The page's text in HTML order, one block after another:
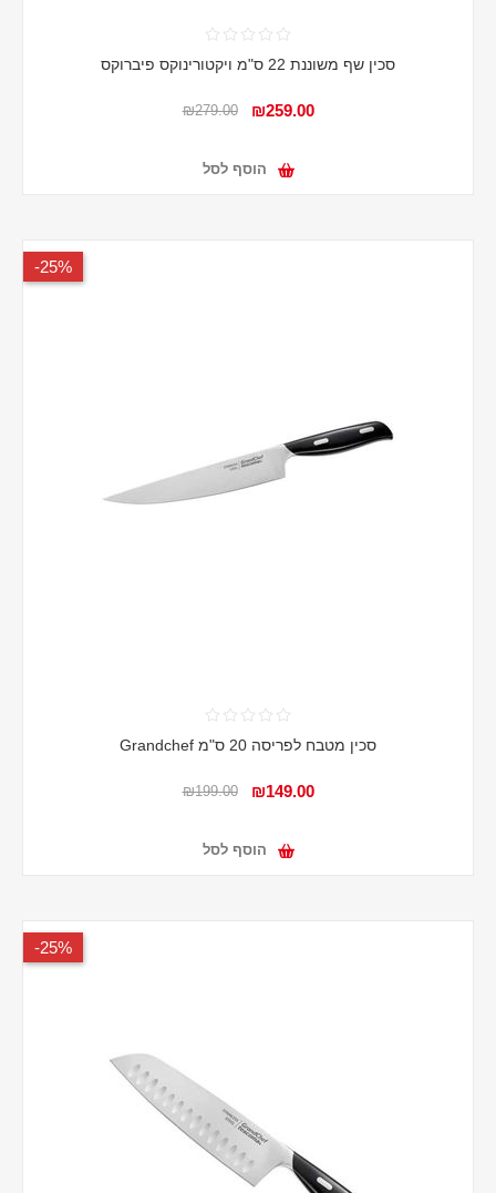
סכין שף משוננת 22 ס"מ ויקטורינוקס פיברוקס
₪259.00
₪279.00
הוסף לסל
25%-
סכין מטבח לפריסה 20 ס"מ Grandchef
₪149.00
₪199.00
הוסף לסל
25%-